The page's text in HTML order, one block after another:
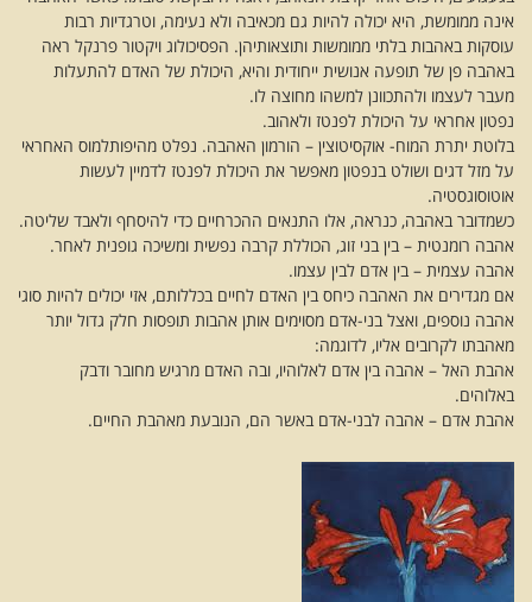
אינה ממומשת, היא יכולה להיות גם מכאיבה ולא נעימה, וטרגדיות רבות
עוסקות באהבות בלתי ממומשות ותוצאותיהן. הפסיכולוג ויקטור פרנקל ראה
באהבה פן של תופעה אנושית ייחודית והיא, היכולת של האדם להתעלות
מעבר לעצמו ולהתכוונן למשהו מחוצה לו.
נפטון אחראי על היכולת לפנטז ולאהוב.
בלוטת יתרת המוח- אוקסיטוצין – הורמון האהבה. נפלט מהיפותלמוס האחראי
על מזל דגים ושולט בנפטון מאפשר את היכולת לפנטז לדמיין לעשות
אוטוסוגסטיה.
כשמדובר באהבה, כנראה, אלו התנאים ההכרחיים כדי להיסחף ולאבד שליטה.
אהבה רומנטית – בין בני זוג, הכוללת קרבה נפשית ומשיכה גופנית לאחר.
אהבה עצמית – בין אדם לבין עצמו.
אם מגדירים את האהבה כיחס בין האדם לחיים בכללותם, אזי יכולים להיות סוגי
אהבה נוספים, ואצל בני-אדם מסוימים אותן אהבות תופסות חלק גדול יותר
מאהבתו לקרובים אליו, לדוגמה:
אהבת האל – אהבה בין אדם לאלוהיו, ובה האדם מרגיש מחובר ודבק
באלוהים.
אהבת אדם – אהבה לבני-אדם באשר הם, הנובעת מאהבת החיים.